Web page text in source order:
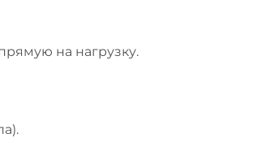
на нагрузку.